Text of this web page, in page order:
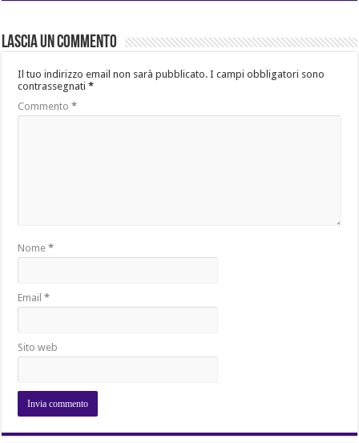
Lascia un commento
Il tuo indirizzo email non sarà pubblicato. I campi obbligatori sono
contrassegnati*
Commento*
Nome*
Email*
Sito web